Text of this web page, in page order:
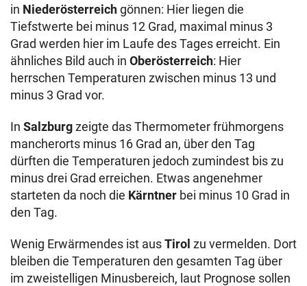
in Niederösterreichgönnen: Hier liegen die
Tiefstwerte bei minus 12 Grad, maximal minus 3
Grad werden hier im Laufe des Tages erreicht. Ein
ähnliches Bild auch in Oberösterreich: Hier
herrschen Temperaturen zwischen minus 13 und
minus 3 Grad vor.
In Salzburgzeigte das Thermometer frühmorgens
mancherorts minus 16 Grad an, über den Tag
dürften die Temperaturen jedoch zumindest bis zu
minus drei Grad erreichen. Etwas angenehmer
starteten da noch die Kärntner bei minus 10 Grad in
den Tag.
Wenig Erwärmendes ist ausTirol zu vermelden. Dort
bleiben die Temperaturen den gesamten Tag über
im zweistelligen Minusbereich, laut Prognose sollen